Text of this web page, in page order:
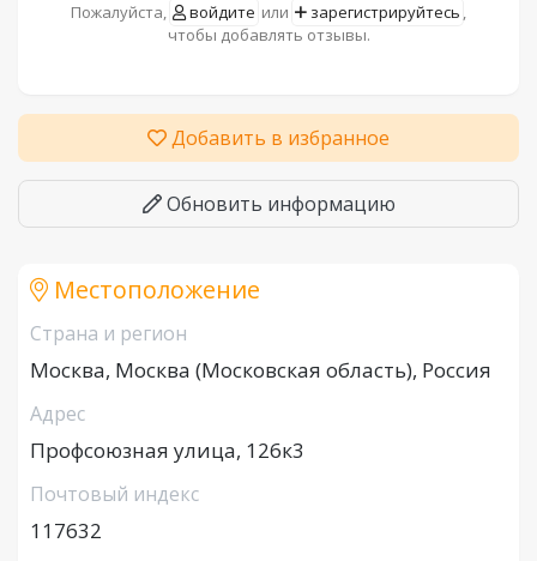
Пожалуйста, войдите или зарегистрируйтесь ,
чтобы добавлять отзывы.
Добавить в избранное
Обновить информацию
Местоположение
Страна и регион
Москва, Москва (Московская область), Россия
Адрес
Профсоюзная улица, 126к3
Почтовый индекс
117632